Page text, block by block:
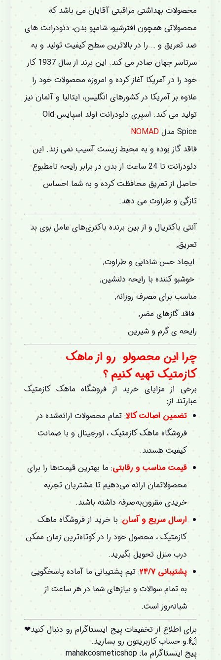
محصولات بهداشتی مراقبتی آقایان می باشد که
محصولاتی همچون افترشیو، شامپو بدن، دئودرانت های
ضد تعریق و … را در بالاترین سطح کیفیت تولید و به
سرتاسر جهان صادر می کند. این برند از سال 1937 کار
خود را در آمریکا آغاز کرده و امروزه محصولات خود را
علاوه بر آمریکا در کشورهای انگلیس، ایتالیا و آلمان نیز
تولید می کند. اسپری دئودرانت اولد اسپایس Old
Spice مدل
NOMAD
فاقد گاز بوده و به محیط زیست آسیب نمی زند. این
دئودرانت تا 24 ساعت از بدن در برابر رایحه نامطبوع
حاصل از تعریق محافظت کرده و به شما احساس
تازگی و طراوت می دهد.
آنتی باکتریال و از بین برنده باکتری‌های عامل بوی بد
تعریق,
ایجاد حس شادابی و طراوت,
خوشبو کننده با رایحه دلنشین,
مناسب برای مصرف روزانه,
فاقد گازهای مضر,
رایحه ی گرم و شیرین
چرا این محصولو رو از ماهک
کازمتیک تهیه کنیم ؟
برخی از مزایای خرید از فروشگاه ماهک کازمتیک
عبارتند از:
تضمین اصالت کالا: تمام محصولات ارائه‌شده در
فروشگاه ماهک کازمتیک ، اورجینال و با ضمانت
کیفیت هستند.
قیمت مناسب و رقابتی: ما بهترین قیمت‌ها را برای
محصولاتمان ارائه می‌دهیم تا مشتریان تجربه
خریدی مقرون‌به‌صرفه داشته باشند.
ارسال سریع و آسان: با خرید از فروشگاه ماهک
کازمتیک ، محصول خود را در کوتاه‌ترین زمان ممکن
درب منزل تحویل بگیرید.
پشتیبانی ۲۴/۷
: تیم پشتیبانی ما آماده پاسخگویی
به تمام سوالات و نیازهای شما در هر ساعت از
شبانه‌روز است.
برای اطلاع از تخفیفات پیج اینستاگرام رو دنبال کنید❤
🙌.و حساب کاربریتونرو بسازید.
پیج اینستاگرام ما:
mahakcosmeticshop